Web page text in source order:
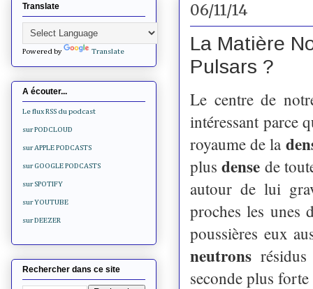
06/11/14
La Matière
Pulsars ?
Le centre de
intéressant parce
royaume de la
plusdense de
autour de lui
proches les unes
poussières eux
neutrons
seconde plus
Translate
Powered by Translate
A écouter...
Le flux RSS du podcast
sur PODCLOUD
sur APPLE PODCASTS
sur GOOGLE PODCASTS
sur SPOTIFY
sur YOUTUBE
sur DEEZER
Rechercher dans ce site